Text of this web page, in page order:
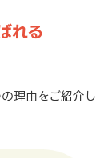
れる
理由をご紹介し